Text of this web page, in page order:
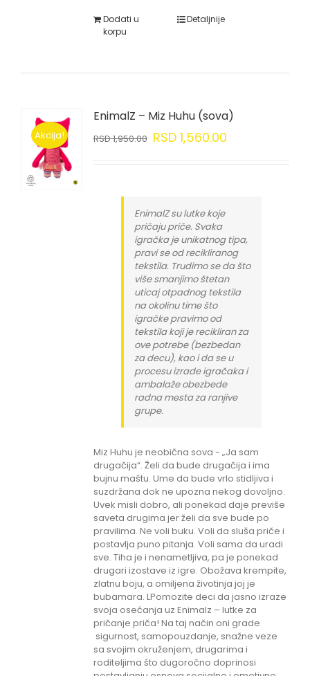
Dodati u
korpu
Detaljnije
Akcija!
EnimalZ – Miz Huhu (sova)
RSD1,950.00 RSD1,560.00
EnimalZ su lutke koje
pričaju priče. Svaka
igračka je unikatnog tipa,
pravi se od recikliranog
tekstila. Trudimo se da što
više smanjimo štetan
uticaj otpadnog tekstila
na okolinu time što
igračke pravimo od
tekstila koji je recikliran za
ove potrebe (bezbedan
za decu), kao i da se u
procesu izrade igračaka i
ambalaže obezbede
radna mesta za ranjive
grupe.
Miz Huhu je neobična sova - „Ja sam
drugačija“. Želi da bude drugačija i ima
bujnu maštu. Ume da bude vrlo stidljiva i
suzdržana dok ne upozna nekog dovoljno.
Uvek misli dobro, ali ponekad daje previše
saveta drugima jer želi da sve bude po
pravilima. Ne voli buku. Voli da sluša priče i
postavlja puno pitanja. Voli sama da uradi
sve. Tiha je i nenametljiva, pa je ponekad
drugari izostave iz igre. Obožava krempite,
zlatnu boju, a omiljena životinja joj je
bubamara. LPomozite deci da jasno izraze
svoja osećanja uz Enimalz – lutke za
pričanje priča! Na taj način oni grade
sigurnost, samopouzdanje, snažne veze
sa svojim okruženjem, drugarima i
roditeljima što dugoročno doprinosi